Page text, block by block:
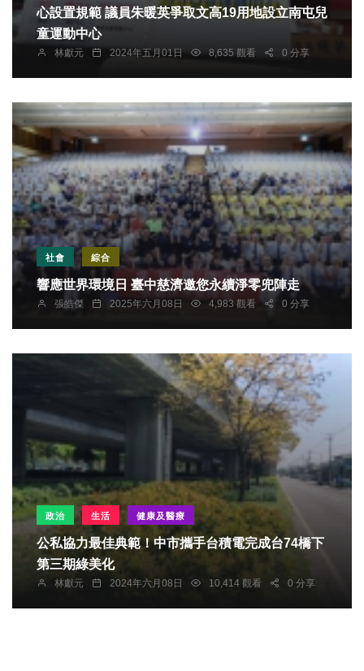
心設置規範 議員朱暖英爭取文高19用地設立南屯兒
童運動中心
林獻元 2024年五月01日 8,635 觀看 0 分享
社會 綜合
響應世界環境日 臺中慈濟邀您永續淨零兜陣走
張皓傑 2025年六月08日 4,983 觀看 0 分享
政治 生活 健康及醫療
公私協力最佳典範！中市攜手台積電完成台74橋下
第三期綠美化
林獻元 2024年六月08日 10,414 觀看 0 分享